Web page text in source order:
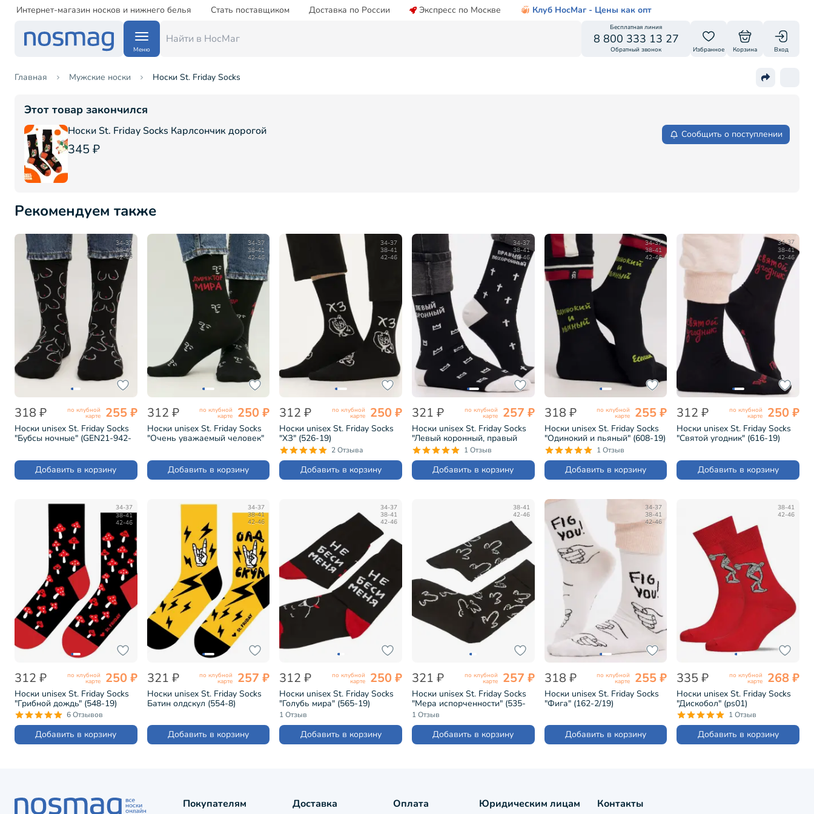
Интернет-магазин носков и нижнего белья Стать поставщиком Доставка по России Экспресс по Москве Клуб НосМаг - Цены как опт
Меню
Бесплатная линия
8 800 333 13 27
Обратный звонок Избранное Корзина Вход
Главная Мужские носки Носки St. Friday Socks
Этот товар закончился
Носки St. Friday Socks Карлсончик дорогой
345 ₽
Сообщить о поступлении
Рекомендуем также
34-37
38-41
42-46
318 ₽ по клубной
карте 255 ₽
Носки unisex St. Friday Socks
"Бубсы ночные" (GEN21-942-
Добавить в корзину
34-37
38-41
42-46
312 ₽ по клубной
карте 250 ₽
Носки unisex St. Friday Socks
"Очень уважаемый человек"
Добавить в корзину
34-37
38-41
42-46
312 ₽ по клубной
карте 250 ₽
Носки unisex St. Friday Socks
"ХЗ" (526-19)
2 Отзыва
Добавить в корзину
34-37
38-41
42-46
321 ₽ по клубной
карте 257 ₽
Носки unisex St. Friday Socks
"Левый коронный, правый
похоронный" (523-19)
1 Отзыв
Добавить в корзину
34-37
38-41
42-46
318 ₽ по клубной
карте 255 ₽
Носки unisex St. Friday Socks
"Одинокий и пьяный" (608-19)
1 Отзыв
Добавить в корзину
34-37
38-41
42-46
312 ₽ по клубной
карте 250 ₽
Носки unisex St. Friday Socks
"Святой угодник" (616-19)
Добавить в корзину
34-37
38-41
42-46
312 ₽ по клубной
карте 250 ₽
Носки unisex St. Friday Socks
"Грибной дождь" (548-19)
6 Отзывов
Добавить в корзину
34-37
38-41
42-46
321 ₽ по клубной
карте 257 ₽
Носки unisex St. Friday Socks
Батин олдскул (554-8)
Добавить в корзину
34-37
38-41
42-46
312 ₽ по клубной
карте 250 ₽
Носки unisex St. Friday Socks
"Голубь мира" (565-19)
1 Отзыв
Добавить в корзину
38-41
42-46
321 ₽ по клубной
карте 257 ₽
Носки unisex St. Friday Socks
"Мера испорченности" (535-
19)
1 Отзыв
Добавить в корзину
34-37
38-41
42-46
318 ₽ по клубной
карте 255 ₽
Носки unisex St. Friday Socks
"Фига" (162-2/19)
Добавить в корзину
38-41
42-46
335 ₽ по клубной
карте 268 ₽
Носки unisex St. Friday Socks
"Дискобол" (ps01)
1 Отзыв
Добавить в корзину
Покупателям Доставка Оплата Юридическим лицам Контакты